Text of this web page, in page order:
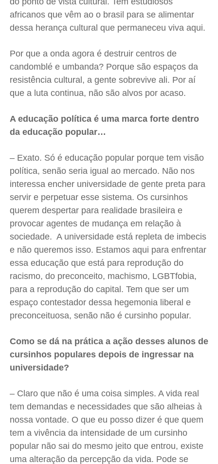
africanos que vêm ao o brasil para se alimentar
dessa herança cultural que permaneceu viva aqui.
Por que a onda agora é destruir centros de
candomblé e umbanda? Porque são espaços da
resistência cultural, a gente sobrevive ali. Por aí
que a luta continua, não são alvos por acaso.
A educação política é uma marca forte dentro
da educação popular…
– Exato. Só é educação popular porque tem visão
política, senão seria igual ao mercado. Não nos
interessa encher universidade de gente preta para
servir e perpetuar esse sistema. Os cursinhos
querem despertar para realidade brasileira e
provocar agentes de mudança em relação à
sociedade. A universidade está repleta de imbecis
e não queremos isso. Estamos aqui para enfrentar
essa educação que está para reprodução do
racismo, do preconceito, machismo, LGBTfobia,
para a reprodução do capital. Tem que ser um
espaço contestador dessa hegemonia liberal e
preconceituosa, senão não é cursinho popular.
Como se dá na prática a ação desses alunos de
cursinhos populares depois de ingressar na
universidade?
– Claro que não é uma coisa simples. A vida real
tem demandas e necessidades que são alheias à
nossa vontade. O que eu posso dizer é que quem
tem a vivência da intensidade de um cursinho
popular não sai do mesmo jeito que entrou, existe
uma alteração da percepção da vida. Pode se